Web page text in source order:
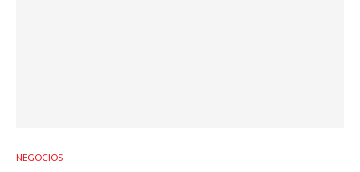
NEGOCIOS